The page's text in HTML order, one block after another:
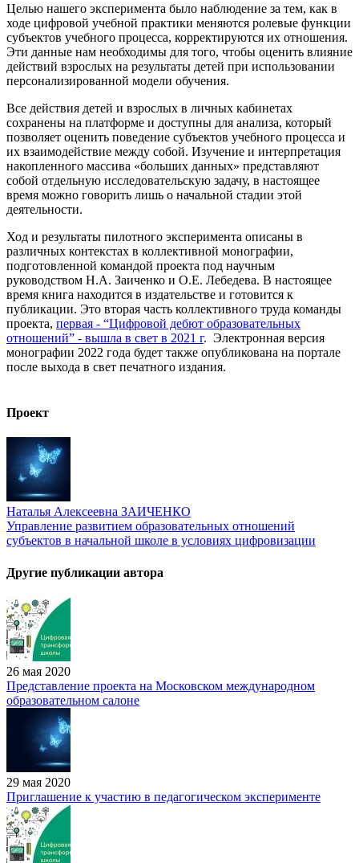
Целью нашего эксперимента было наблюдение за тем, как в
ходе цифровой учебной практики меняются ролевые функции
субъектов учебного процесса, корректируются их отношения.
Эти данные нам необходимы для того, чтобы оценить влияние
действий взрослых на результаты детей при использовании
персонализированной модели обучения.
Все действия детей и взрослых в личных кабинетах
сохранены на платформе и доступны для анализа, который
позволяет оценить поведение субъектов учебного процесса и
их взаимодействие между собой. Изучение и интерпретация
накопленного массива «больших данных» представляют
собой отдельную исследовательскую задачу, в настоящее
время можно говорить лишь о начальной стадии этой
деятельности.
Ход и результаты пилотного эксперимента описаны в
различных контекстах в коллективной монографии,
подготовленной командой проекта под научным
руководством Н.А. Заиченко и О.Е. Лебедева. В настоящее
время книга находится в издательстве и готовится к
публикации. Это вторая часть коллективного труда команды
проекта, первая - “Цифровой дебют образовательных
отношений” - вышла в свет в 2021 г. Электронная версия
монографии 2022 года будет также опубликована на портале
после выхода в свет печатного издания.
Проект
Наталья Алексеевна ЗАИЧЕНКО
Управление развитием образовательных отношений
субъектов в начальной школе в условиях цифровизации
Другие публикации автора
26 мая 2020
Представление проекта на Московском международном
образовательном салоне
29 мая 2020
Приглашение к участию в педагогическом эксперименте